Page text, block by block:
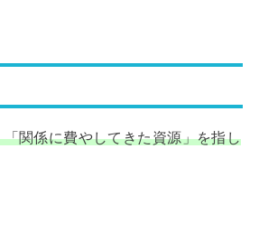
関係に費やしてきた資源」を指し